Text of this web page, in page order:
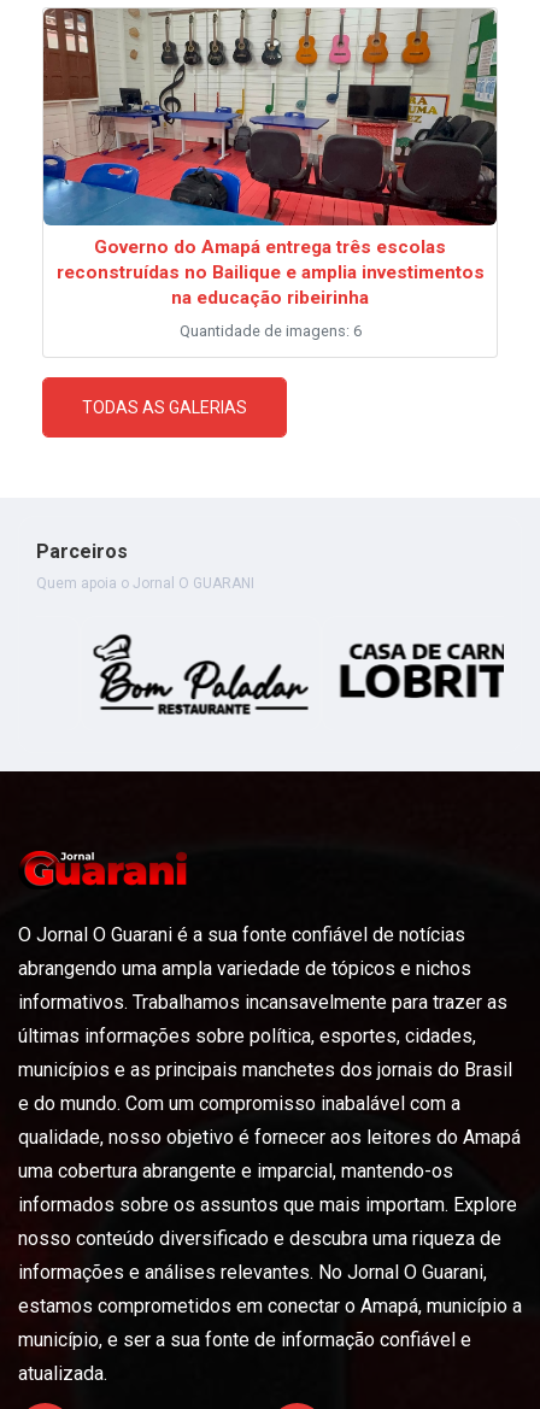
Governo do Amapá entrega três escolas
reconstruídas no Bailique e amplia investimentos
na educação ribeirinha
Quantidade de imagens: 6
TODAS AS GALERIAS
Parceiros
Quem apoia o Jornal O GUARANI
O Jornal O Guarani é a sua fonte confiável de notícias
abrangendo uma ampla variedade de tópicos e nichos
informativos. Trabalhamos incansavelmente para trazer as
últimas informações sobre política, esportes, cidades,
municípios e as principais manchetes dos jornais do Brasil
e do mundo. Com um compromisso inabalável com a
qualidade, nosso objetivo é fornecer aos leitores do Amapá
uma cobertura abrangente e imparcial, mantendo-os
informados sobre os assuntos que mais importam. Explore
nosso conteúdo diversificado e descubra uma riqueza de
informações e análises relevantes. No Jornal O Guarani,
estamos comprometidos em conectar o Amapá, município a
município, e ser a sua fonte de informação confiável e
atualizada.